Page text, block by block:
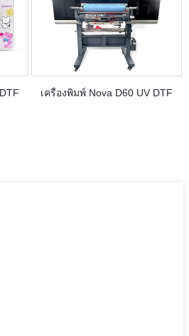
เครื่องพิมพ์ Nova D60 UV DTF